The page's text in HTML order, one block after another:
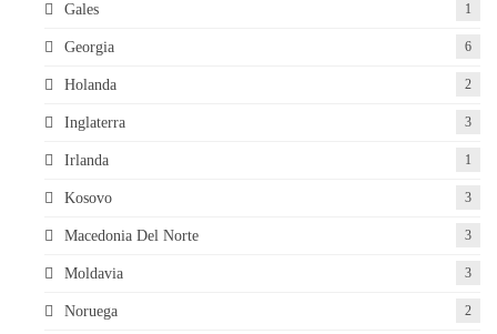
Gales 1
Georgia 6
Holanda 2
Inglaterra 3
Irlanda 1
Kosovo 3
Macedonia Del Norte 3
Moldavia 3
Noruega 2